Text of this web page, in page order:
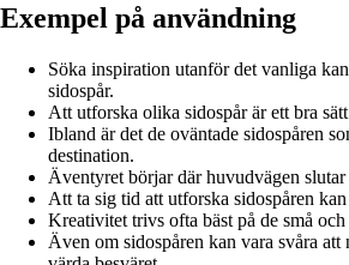
Exempel på användning
Söka inspiration utanför det vanliga
sidospår.
Att utforska olika sidospår är ett bra
Ibland är det de oväntade sidospåren
destination.
Äventyret börjar där huvudvägen
Att ta sig tid att utforska sidospåren
Kreativitet trivs ofta bäst på de små
Även om sidospåren kan vara svåra att